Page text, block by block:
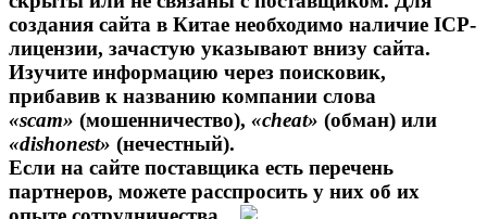
создания сайта в Китае необходимо наличие ICP-
лицензии, зачастую указывают внизу сайта.
Изучите информацию через поисковик,
прибавив к названию компании слова
«scam» (мошенничество), «cheat» (обман) или
«dishonest» (нечестный).
Если на сайте поставщика есть перечень
партнеров, можете расспросить у них об их